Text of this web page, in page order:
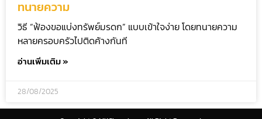
ทนายความ
วิธี “ฟ้องขอแบ่งทรัพย์มรดก” แบบเข้าใจง่าย โดยทนายความ
หลายครอบครัวไปติดค้างกันที
อ่านเพิ่มเติม »
28/08/2025